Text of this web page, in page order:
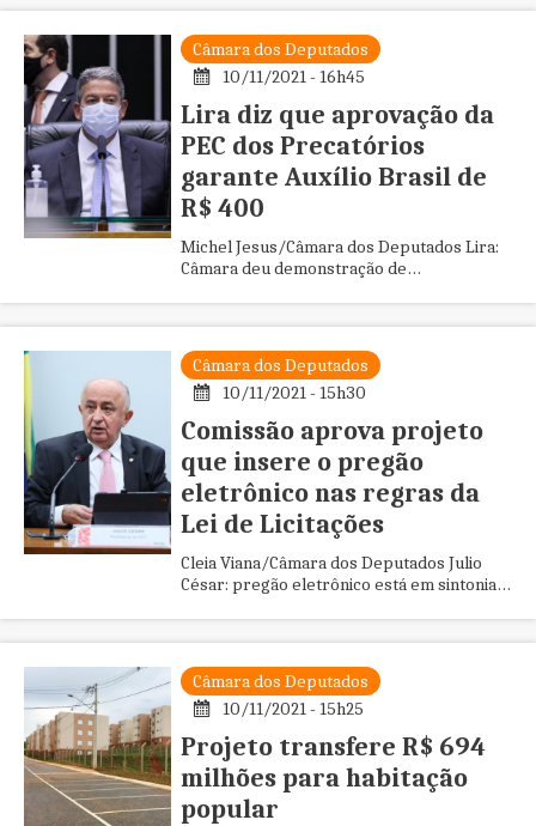
Câmara dos Deputados
10/11/2021 - 16h45
Lira diz que aprovação da
PEC dos Precatórios
garante Auxílio Brasil de
R$ 400
Michel Jesus/Câmara dos Deputados Lira:
Câmara deu demonstração de
Arthur ...
Câmara dos Deputados
10/11/2021 - 15h30
Comissão aprova projeto
que insere o pregão
eletrônico nas regras da
Lei de Licitações
Cleia Viana/Câmara dos Deputados Julio
César: pregão eletrônico está em sintonia
Câmara dos Deputados
10/11/2021 - 15h25
Projeto transfere R$ 694
milhões para habitação
popular